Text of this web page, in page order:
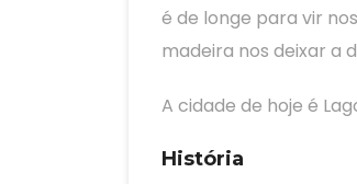
é de longe para vir
madeira nos deixar a
A cidade de hoje é
História